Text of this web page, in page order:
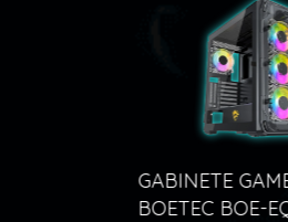
GABINETE
BOETEC BOE-